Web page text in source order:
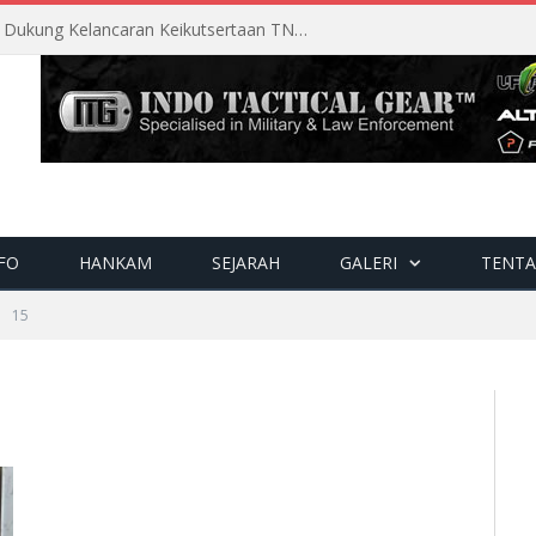
Perencanaan Matang Sopsau Dukung Kelancaran Keikutsertaan TNI AU di Pitch Black 2026
HANKAM SEJARAH GALERI
15